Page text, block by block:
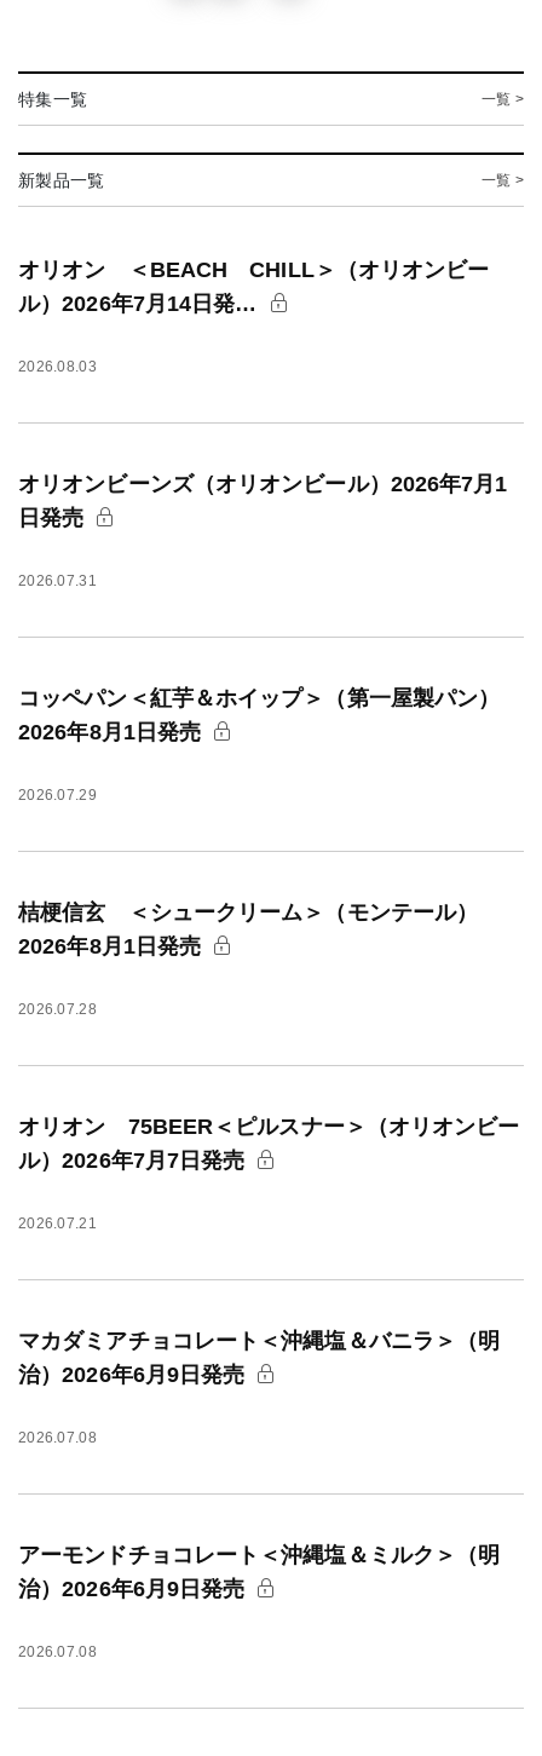
特集一覧 一覧 >
新製品一覧 一覧 >
オリオン ＜BEACH CHILL＞（オリオンビー
ル）2026年7月14日発…
2026.08.03
オリオンビーンズ（オリオンビール）2026年7月1
日発売
2026.07.31
コッペパン＜紅芋＆ホイップ＞（第一屋製パン）
2026年8月1日発売
2026.07.29
桔梗信玄 ＜シュークリーム＞（モンテール）
2026年8月1日発売
2026.07.28
オリオン 75BEER＜ピルスナー＞（オリオンビー
ル）2026年7月7日発売
2026.07.21
マカダミアチョコレート＜沖縄塩＆バニラ＞（明
治）2026年6月9日発売
2026.07.08
アーモンドチョコレート＜沖縄塩＆ミルク＞（明
治）2026年6月9日発売
2026.07.08